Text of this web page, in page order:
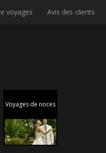
voyages Avis des clients
Voyages de noces